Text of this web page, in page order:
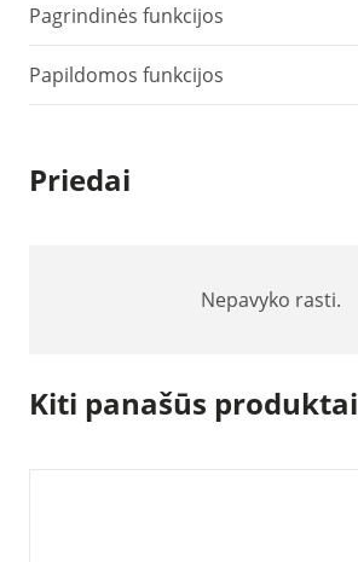
Pagrindinės funkcijos
Papildomos funkcijos
Priedai
Nepavyko rasti.
Kiti panašūs produktai